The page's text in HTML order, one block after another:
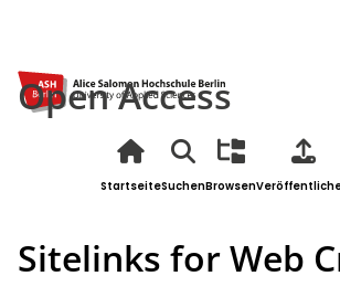
Open Access
StartseiteSuchenBrowsen
Sitelinks for Web